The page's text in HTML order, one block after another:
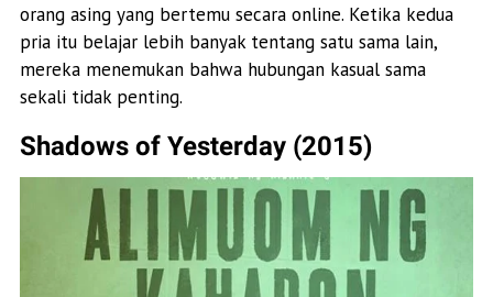
orang asing yang bertemu secara online. Ketika kedua
pria itu belajar lebih banyak tentang satu sama lain,
mereka menemukan bahwa hubungan kasual sama
sekali tidak penting.
Shadows of Yesterday (2015)